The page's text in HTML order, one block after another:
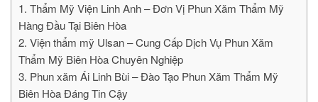
1. Thẩm Mỹ Viện Linh Anh – Đơn Vị Phun Xăm Thẩm Mỹ
Hàng Đầu Tại Biên Hòa
2. Viện thẩm mỹ Ulsan – Cung Cấp Dịch Vụ Phun Xăm
Thẩm Mỹ Biên Hòa Chuyên Nghiệp
3. Phun xăm Ái Linh Bùi – Đào Tạo Phun Xăm Thẩm Mỹ
Biên Hòa Đáng Tin Cậy